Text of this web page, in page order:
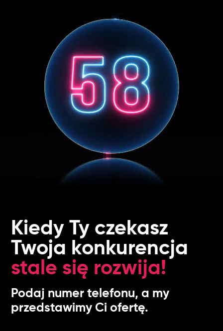
Kiedy Ty czekasz
Twoja konkurencja
stale się rozwija!
Podaj numer telefonu, a my
przedstawimy Ci ofertę.